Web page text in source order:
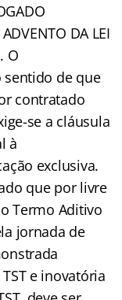
DA LEI
O
de que
contratado
se a cláusula
à
exclusiva.
que por livre
Termo Aditivo
jornada de
e inovatória